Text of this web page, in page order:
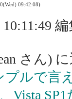
09:42:08)
10:11:49
さん)
プルで言
Vista